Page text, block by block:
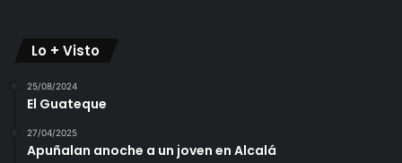
Lo + Visto
25/08/2024
El Guateque
27/04/2025
Apuñalan anoche a un joven en Alcalá